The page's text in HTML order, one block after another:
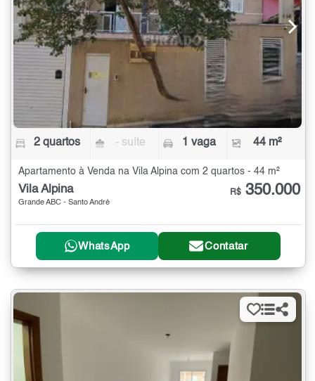
2 quartos - suíte 1 vaga 44 m²
Apartamento à Venda na Vila Alpina com 2 quartos - 44 m²
Vila Alpina
Grande ABC - Santo André
R$ 350.000
WhatsApp Contatar